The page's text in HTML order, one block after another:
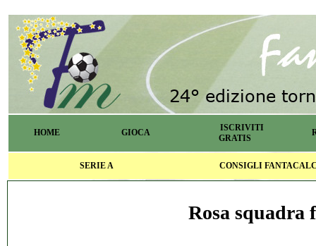
HOME GIOCA
ISCRIVITI
GRATIS
SERIE A CONSIGLI
Rosa squadra